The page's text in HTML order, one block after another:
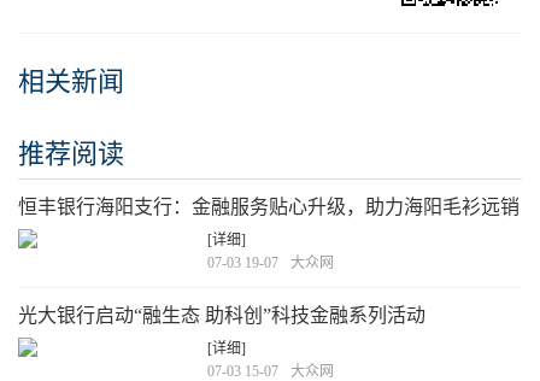
相关新闻
推荐阅读
恒丰银行海阳支行：金融服务贴心升级，助力海阳毛衫远销
欧美
[详细]
07-03 19-07
大众网
光大银行启动“融生态 助科创”科技金融系列活动
[详细]
07-03 15-07
大众网